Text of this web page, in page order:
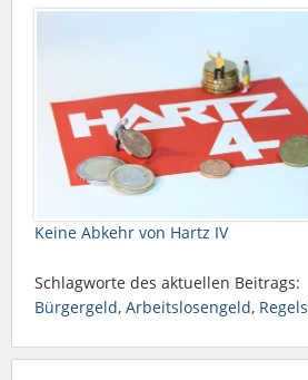
Keine Abkehr von Hartz IV
Schlagworte des aktuellen Beitrags:
Bürgergeld, Arbeitslosengeld,